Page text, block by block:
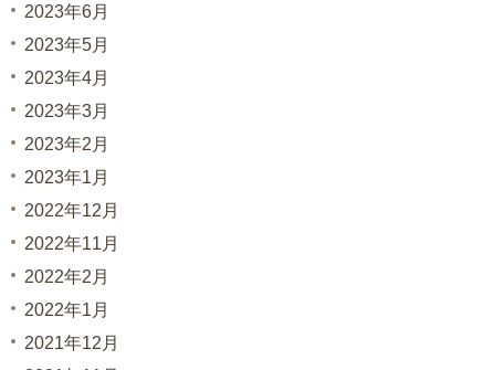
2023年6月
2023年5月
2023年4月
2023年3月
2023年2月
2023年1月
2022年12月
2022年11月
2022年2月
2022年1月
2021年12月